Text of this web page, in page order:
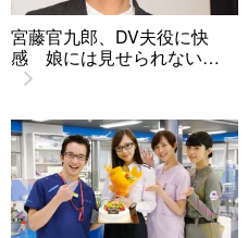
宮藤官九郎、DV夫役に快
感 娘には見せられない…